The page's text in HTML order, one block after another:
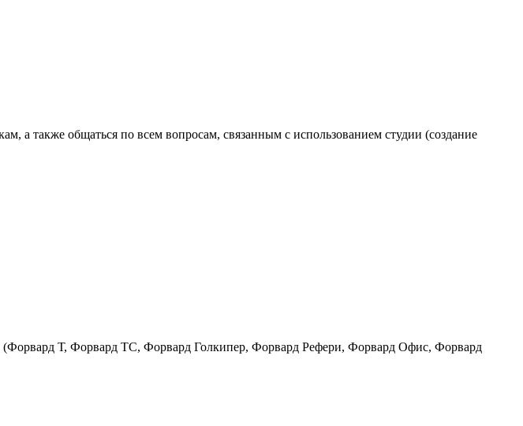
а также общаться по всем вопросам, связанным с использованием студии (создание
Т, Форвард ТС, Форвард Голкипер, Форвард Рефери, Форвард Офис, Форвард